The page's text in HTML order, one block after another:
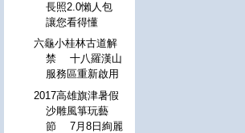
長照2.0懶人包
讓您看得懂
六龜小桂林古道解
禁 十八羅漢山
服務區重新啟用
2017高雄旗津暑假
沙雕風箏玩藝
節 7月8日絢麗